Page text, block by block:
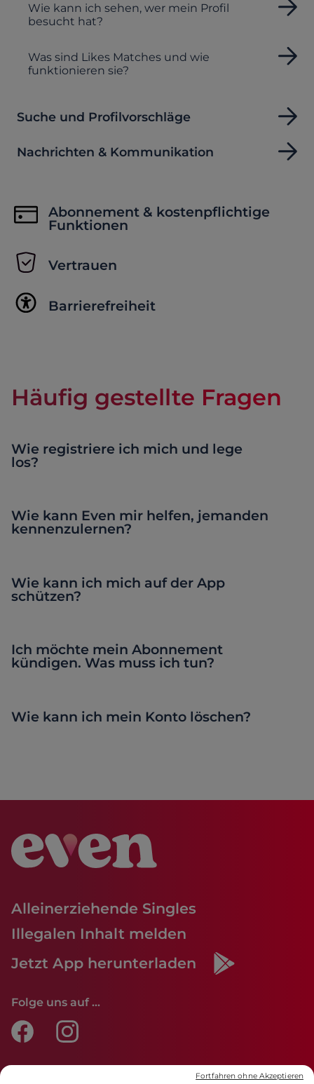
Wie kann ich sehen, wer mein Profil
besucht hat?
Was sind Likes Matches und wie
funktionieren sie?
Suche und Profilvorschläge
Nachrichten & Kommunikation
Abonnement & kostenpflichtige
Funktionen
Vertrauen
Barrierefreiheit
Häufig gestellte Fragen
Wie registriere ich mich und lege
los?
Wie kann Even mir helfen, jemanden
kennenzulernen?
Wie kann ich mich auf der App
schützen?
Ich möchte mein Abonnement
kündigen. Was muss ich tun?
Wie kann ich mein Konto löschen?
Alleinerziehende Singles
Illegalen Inhalt melden
Jetzt App herunterladen
Folge uns auf ...
Fortfahren ohne Akzeptieren